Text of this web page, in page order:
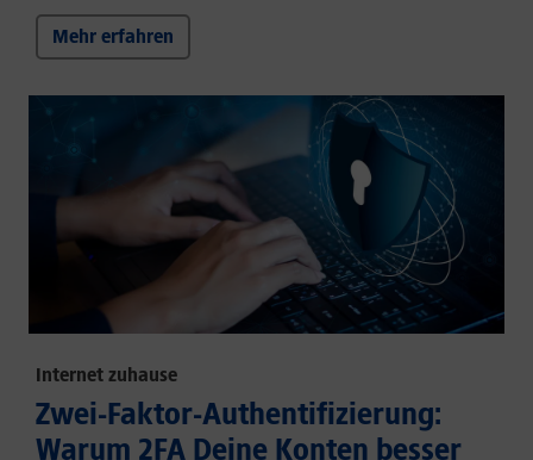
Mehr erfahren
Internet zuhause
Zwei-Faktor-Authentifizierung:
Warum 2FA Deine Konten besser